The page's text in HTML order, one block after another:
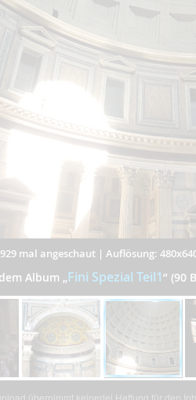
929 mal angeschaut | Auflösung:
Album „Fini Spezial Teil1” (90
übernimmt keinerlei Haftung für den